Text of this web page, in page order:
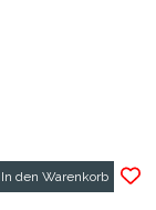
In den Warenkorb